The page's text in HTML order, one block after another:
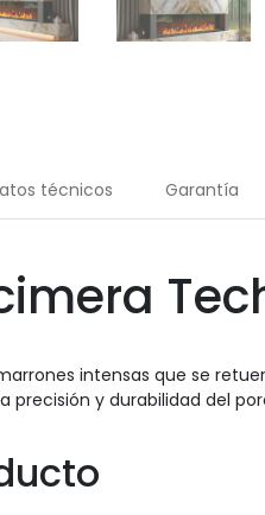
técnicos Garantía
intensas que se
y durabilidad del